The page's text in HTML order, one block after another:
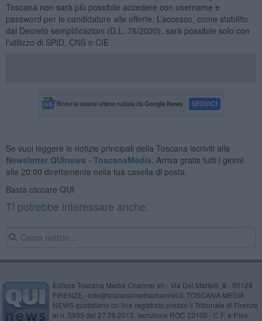
Toscana non sarà più possibile accedere con username e
password per le candidature alle offerte. L’accesso, come stabilito
dal Decreto semplificazioni (D.L. 76/2020), sarà possibile solo con
l’utilizzo di SPID, CNS o CIE
Se vuoi leggere le notizie principali della Toscana iscriviti alla
Newsletter QUInews - ToscanaMedia. Arriva gratis tutti i giorni
alle 20:00 direttamente nella tua casella di posta.
Basta cliccare QUI
Ti potrebbe interessare anche:
Editore Toscana Media Channel srl - Via Dei Martelli, 8 - 50129
FIRENZE - info@toscanamediachannel.it. TOSCANA MEDIA
NEWS quotidiano on line registrato presso il Tribunale di Firenze
al n. 5935 del 27.09.2013. Iscrizione ROC 22105 - C.F. e P.Iva